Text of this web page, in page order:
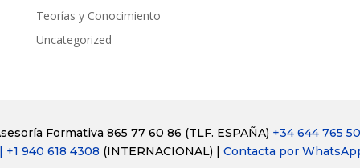
Teorías y Conocimiento
Uncategorized
Formativa 865 77 60 86 (TLF. ESPAÑA) +34 644 765
+1 940 618 4308 (INTERNACIONAL) | Contacta por